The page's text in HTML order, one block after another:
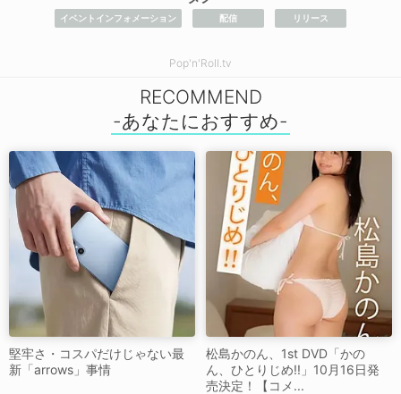
イベントインフォメーション 配信 リリース
Pop'n'Roll.tv
RECOMMEND
堅牢さ・コスパだけじゃない最
新「arrows」事情
松島かのん、1st DVD「かの
ん、ひとりじめ!!」10月16日発
売決定！【コメ...